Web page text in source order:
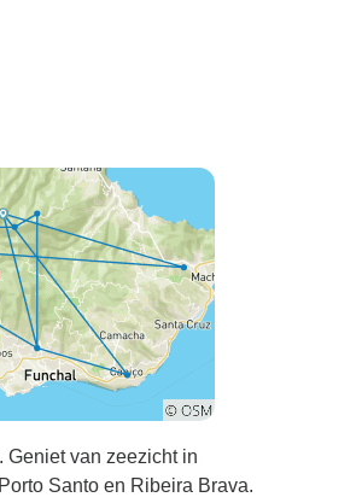
Geniet van zeezicht in
Santo en Ribeira Brava.